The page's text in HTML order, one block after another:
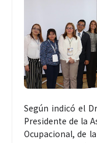
Según indicó el
Presidente de la
Ocupacional, de